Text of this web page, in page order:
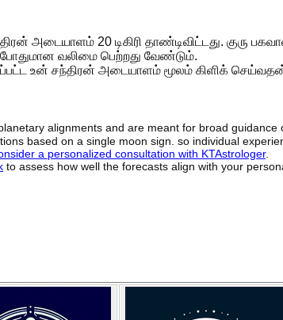
அடையாளம் 20 டிகிரி தாண்டிவிட்டது. குரு
வலிமை பெற்றது வேண்டும்.
உன் சந்திரன் அடையாளம் மூலம் கிளிக்
alignments and are meant for broad guidance
based on a single moon sign. so individual
a personalized consultation with KTAstrologer.
to assess how well the forecasts align with your